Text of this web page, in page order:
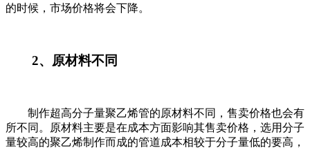
的时候，市场价格将会下降。
2、原材料不同
制作超高分子量聚乙烯管的原材料不同，售卖价格也会有
所不同。原材料主要是在成本方面影响其售卖价格，选用分子
量较高的聚乙烯制作而成的管道成本相较于分子量低的要高，